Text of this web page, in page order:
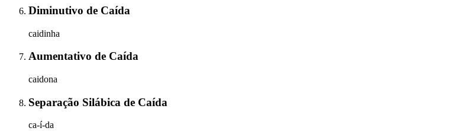
Diminutivo de Caída
caidinha
Aumentativo de Caída
caidona
Separação Silábica de Caída
ca-í-da